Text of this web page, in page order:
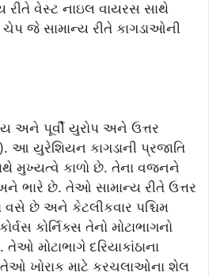
રીતે વેસ્ટ નાઇલ વાયરસ સાથે
જે સામાન્ય રીતે કાગડાઓની
અને પૂર્વી યુરોપ અને ઉત્તર
આ યુરેશિયન કાગડાની પ્રજાતિ
મુખ્યત્વે કાળો છે. તેના વજનને
ભારે છે. તેઓ સામાન્ય રીતે ઉત્તર
વસે છે અને કેટલીકવાર પશ્ચિમ
કોર્નિક્સ તેનો મોટાભાગનો
મોટાભાગે દરિયાકાંઠાના
તેઓ ખોરાક માટે કરચલાઓના શેલ